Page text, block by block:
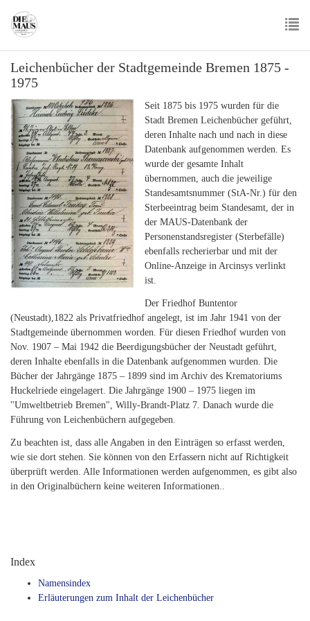
main
Leichenbücher der Stadtgemeinde Bremen 1875 -
1975
Seit 1875 bis 1975 wurden für die
Stadt Bremen Leichenbücher geführt,
deren Inhalte nach und nach in diese
Datenbank aufgenommen werden. Es
wurde der gesamte Inhalt
übernommen, auch die jeweilige
Standesamtsnummer (StA-Nr.) für den
Sterbeeintrag beim Standesamt, der in
der MAUS-Datenbank der
Personenstandsregister (Sterbefälle)
ebenfalls recherierbar und mit der
Online-Anzeige in Arcinsys verlinkt
ist.
Der Friedhof Buntentor
(Neustadt),1822 als Privatfriedhof angelegt, ist im Jahr 1941 von der
Stadtgemeinde übernommen worden. Für diesen Friedhof wurden von
Nov. 1907 – Mai 1942 die Beerdigungsbücher der Neustadt geführt,
deren Inhalte ebenfalls in die Datenbank aufgenommen wurden. Die
Bücher der Jahrgänge 1875 – 1899 sind im Archiv des Krematoriums
Huckelriede eingelagert. Die Jahrgänge 1900 – 1975 liegen im
"Umweltbetrieb Bremen", Willy-Brandt-Platz 7. Danach wurde die
Führung von Leichenbüchern aufgegeben.
Zu beachten ist, dass alle Angaben in den Einträgen so erfasst werden,
wie sie dort stehen. Sie können von den Erfassern nicht auf Richtigkeit
überprüft werden. Alle Informationen werden aufgenommen, es gibt also
in den Originalbüchern keine weiteren Informationen..
Index
Namensindex
Erläuterungen zum Inhalt der Leichenbücher